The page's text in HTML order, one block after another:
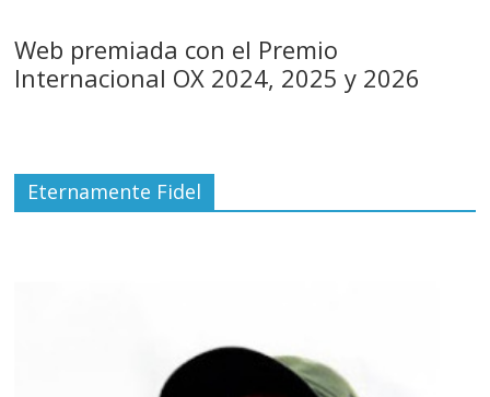
Web premiada con el Premio
Internacional OX 2024, 2025 y 2026
Eternamente Fidel